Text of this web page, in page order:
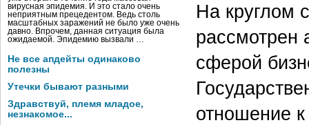
вирусная эпидемия. И это стало очень
неприятным прецедентом. Ведь столь
масштабных заражений не было уже очень
давно. Впрочем, данная ситуация была
ожидаемой. Эпидемию вызвали …
Не все апдейты одинаково
полезны
Утечки бывают разными
Здравствуй, племя младое,
незнакомое...
На круглом
рассмотрен
сферой
отношение